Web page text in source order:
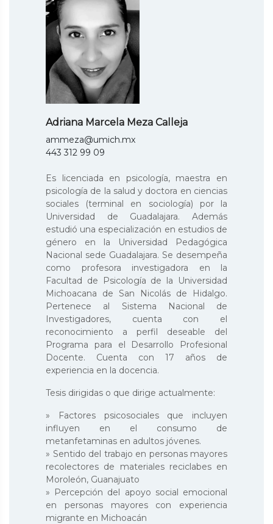
Adriana Marcela Meza Calleja
ammeza@umich.mx
443 312 99 09
Es licenciada en psicología, maestra en
psicología de la salud y doctora en ciencias
sociales (terminal en sociología) por la
Universidad de Guadalajara. Además
estudió una especialización en estudios de
género en la Universidad Pedagógica
Nacional sede Guadalajara. Se desempeña
como profesora investigadora en la
Facultad de Psicología de la Universidad
Michoacana de San Nicolás de Hidalgo.
Pertenece al Sistema Nacional de
Investigadores, cuenta con el
reconocimiento a perfil deseable del
Programa para el Desarrollo Profesional
Docente. Cuenta con 17 años de
experiencia en la docencia.
Tesis dirigidas o que dirige actualmente:
» Factores psicosociales que incluyen
influyen en el consumo de
metanfetaminas en adultos jóvenes.
» Sentido del trabajo en personas mayores
recolectores de materiales reciclabes en
Moroleón, Guanajuato
» Percepción del apoyo social emocional
en personas mayores con experiencia
migrante en Michoacán